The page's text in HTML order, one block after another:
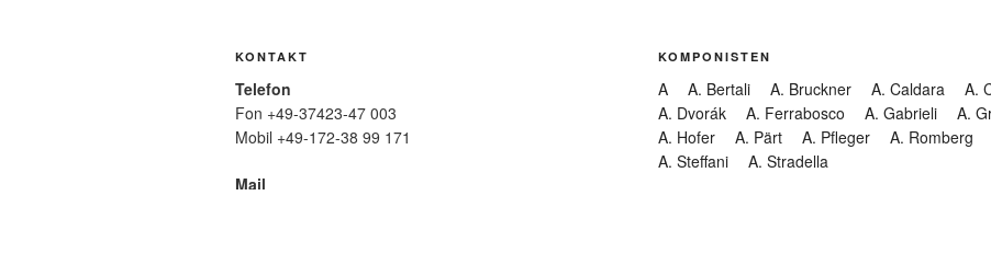
KONTAKT
Telefon
Fon +49-37423-47 003
Mobil +49-172-38 99 171
Mail
KOMPONISTEN
A A. Bertali A. Bruckner A. Caldara A.
A. Dvorák
A. Ferrabosco A. Gabrieli A.
A. Hofer
A. Pärt A. Pfleger A. Romberg
A. Steffani
A. Stradella